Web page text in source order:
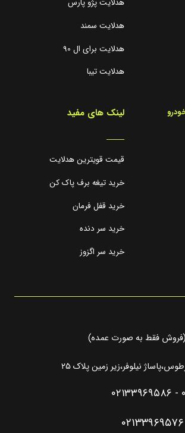
هدلایت پژو پارس
هدلایت سمند
هدلایت برای ال 90
هدلایت تیبا
لینک های مفید
_____
قیمت قویترین هدلایت
خرید تیغه برف پاک کن
خرید قفل فرمان
خرید سر دنده
خرید سر اگزوز
(فروش فقط به صورت عمده)
نیلوفر،زیر زمین پلاک ۲۵
- ۰۲۱۳۳۹۶۹۵۸۶
۰۲۱۳۳۹۶۹۵۷۶